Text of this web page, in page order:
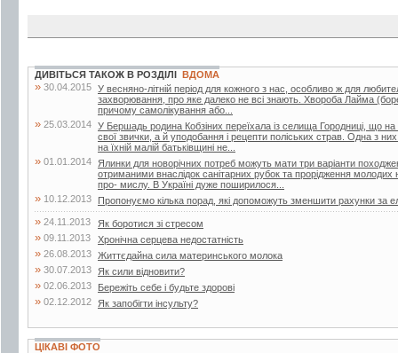
ДИВІТЬСЯ ТАКОЖ В РОЗДІЛІ ВДОМА
» 30.04.2015 У весняно-літній період для кожного з нас, особливо ж для
захворювання, про яке далеко не всі знають. Хвороба Лайма
причому самолікування або...
» 25.03.2014 У Бершадь родина Кобзіних переїхала із селища Городниці, що
свої звички, а й уподобання і рецепти поліських страв. Одна з
на їхній малій батьківщині не...
» 01.01.2014
Ялинки для новорічних потреб можуть мати три варіанти
отриманими внаслідок санітарних рубок та прорідження
про- мислу. В Україні дуже поширилося...
» 10.12.2013 Пропонуємо кілька порад, які допоможуть зменшити рахунки за
» 24.11.2013 Як боротися зі стресом
» 09.11.2013 Хронічна серцева недостатність
» 26.08.2013 Життєдайна сила материнського молока
» 30.07.2013 Як сили відновити?
» 02.06.2013 Бережіть себе і будьте здорові
» 02.12.2012 Як запобігти інсульту?
ЦІКАВІ ФОТО